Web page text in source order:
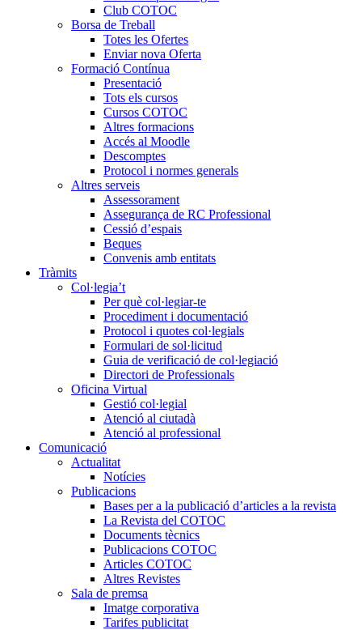
Club COTOC
Borsa de Treball
Totes les Ofertes
Enviar nova Oferta
Formació Contínua
Presentació
Tots els cursos
Cursos COTOC
Altres formacions
Accés al Moodle
Descomptes
Protocol i normes generals
Altres serveis
Assessorament
Assegurança de RC Professional
Cessió d’espais
Beques
Convenis amb entitats
Tràmits
Col·legia’t
Per què col·legiar-te
Procediment i documentació
Protocol i quotes col·legials
Formulari de sol·licitud
Guia de verificació de col·legiació
Directori de Professionals
Oficina Virtual
Gestió col·legial
Atenció al ciutadà
Atenció al professional
Comunicació
Actualitat
Notícies
Publicacions
Bases per a la publicació d’articles a la revista
La Revista del COTOC
Documents tècnics
Publicacions COTOC
Articles COTOC
Altres Revistes
Sala de premsa
Imatge corporativa
Tarifes publicitat